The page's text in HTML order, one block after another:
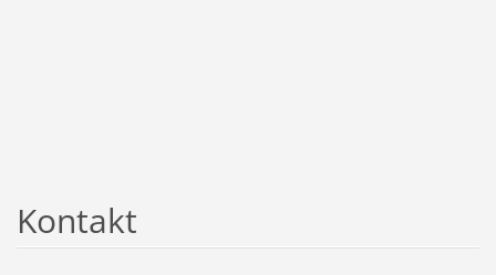
Kontakt